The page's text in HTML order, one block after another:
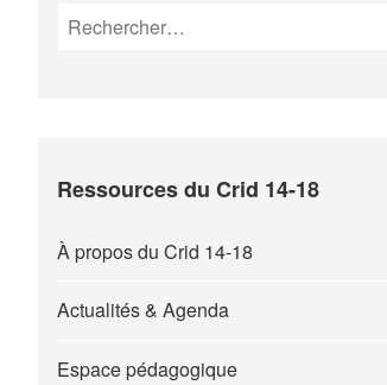
Rechercher :
Ressources du Crid 14-18
À propos du Crid 14-18
Actualités & Agenda
Espace pédagogique